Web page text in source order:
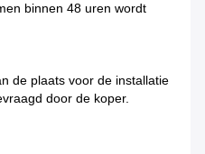
binnen 48 uren wordt
de plaats voor de installatie
door de koper.